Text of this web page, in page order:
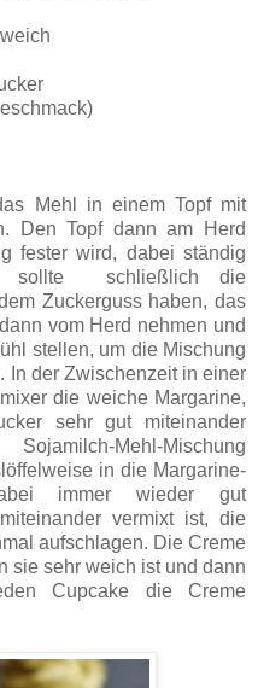
Mehl in einem Topf mit
Den Topf dann am Herd
fester wird, dabei ständig
sollte schließlich die
Zuckerguss haben, das
vom Herd nehmen und
stellen, um die Mischung
In der Zwischenzeit in einer
die weiche Margarine,
sehr gut miteinander
Mehl-Mischung
in die Margarine-
immer wieder gut
vermixt ist, die
aufschlagen. Die Creme
sie sehr weich ist und dann
Cupcake die Creme